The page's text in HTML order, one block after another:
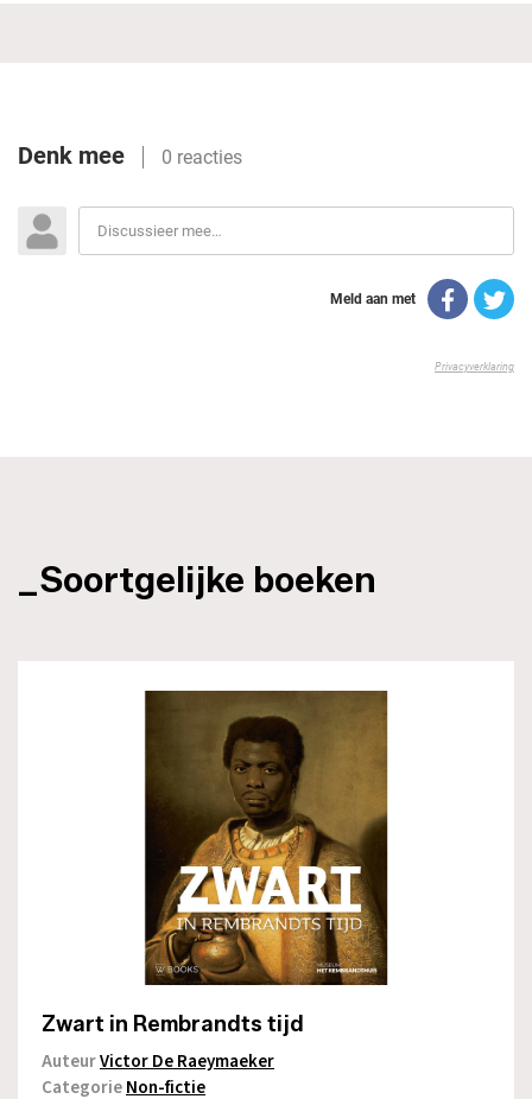
_Soortgelijke boeken
Zwart in Rembrandts tijd
AuteurVictor De Raeymaeker
CategorieNon-fictie